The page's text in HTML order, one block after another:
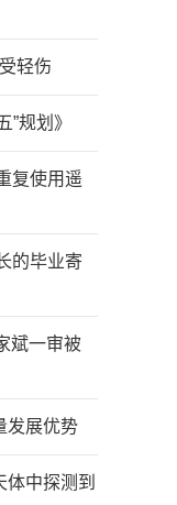
轻伤
”规划》
复使用遥
的毕业寄
斌一审被
发展优势
中探测到